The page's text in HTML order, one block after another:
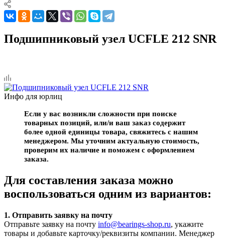
Подшипниковый узел UCFLE 212 SNR
Инфо для юрлиц
Если у вас возникли сложности при поиске
товарных позиций, или/и ваш заказ содержит
более одной единицы товара, свяжитесь с нашим
менеджером. Мы уточним актуальную стоимость,
проверим их наличие и поможем с оформлением
заказа.
Для составления заказа можно
воспользоваться одним из вариантов:
1. Отправить заявку на почту
Отправьте заявку на почту info@bearings-shop.ru, укажите
товары и добавьте карточку/реквизиты компании. Менеджер